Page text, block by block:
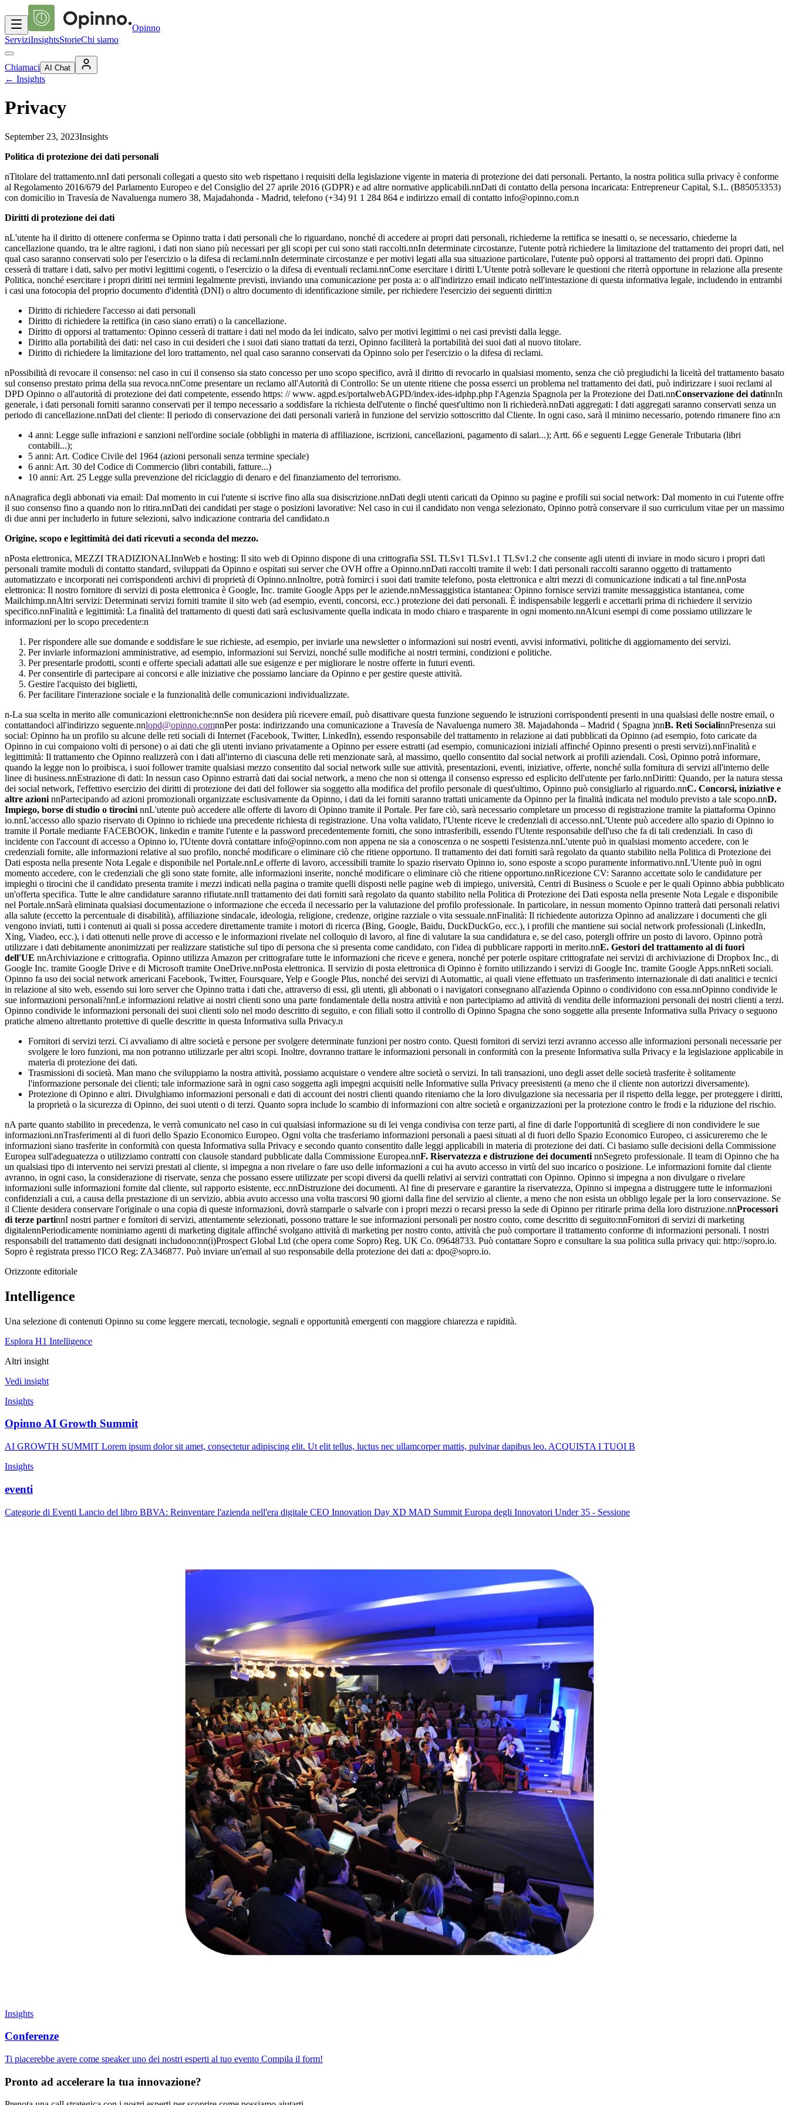
Opinno
ServiziInsightsStorieChi siamo
Chiamaci AI Chat
← Insights
Privacy
September 23, 2023Insights
Politica di protezione dei dati personali
nTitolare del trattamento.nnI dati personali collegati a questo sito web rispettano i requisiti della legislazione vigente in materia di protezione dei dati personali. Pertanto, la nostra politica sulla privacy è conforme
al Regolamento 2016/679 del Parlamento Europeo e del Consiglio del 27 aprile 2016 (GDPR) e ad altre normative applicabili.nnDati di contatto della persona incaricata: Entrepreneur Capital, S.L. (B85053353)
con domicilio in Travesía de Navaluenga numero 38, Majadahonda - Madrid, telefono (+34) 91 1 284 864 e indirizzo email di contatto info@opinno.com.n
Diritti di protezione dei dati
nL'utente ha il diritto di ottenere conferma se Opinno tratta i dati personali che lo riguardano, nonché di accedere ai propri dati personali, richiederne la rettifica se inesatti o, se necessario, chiederne la
cancellazione quando, tra le altre ragioni, i dati non siano più necessari per gli scopi per cui sono stati raccolti.nnIn determinate circostanze, l'utente potrà richiedere la limitazione del trattamento dei propri dati, nel
qual caso saranno conservati solo per l'esercizio o la difesa di reclami.nnIn determinate circostanze e per motivi legati alla sua situazione particolare, l'utente può opporsi al trattamento dei propri dati. Opinno
cesserà di trattare i dati, salvo per motivi legittimi cogenti, o l'esercizio o la difesa di eventuali reclami.nnCome esercitare i diritti L'Utente potrà sollevare le questioni che riterrà opportune in relazione alla presente
Politica, nonché esercitare i propri diritti nei termini legalmente previsti, inviando una comunicazione per posta a: o all'indirizzo email indicato nell'intestazione di questa informativa legale, includendo in entrambi
i casi una fotocopia del proprio documento d'identità (DNI) o altro documento di identificazione simile, per richiedere l'esercizio dei seguenti diritti:n
Diritto di richiedere l'accesso ai dati personali
Diritto di richiedere la rettifica (in caso siano errati) o la cancellazione.
Diritto di opporsi al trattamento: Opinno cesserà di trattare i dati nel modo da lei indicato, salvo per motivi legittimi o nei casi previsti dalla legge.
Diritto alla portabilità dei dati: nel caso in cui desideri che i suoi dati siano trattati da terzi, Opinno faciliterà la portabilità dei suoi dati al nuovo titolare.
Diritto di richiedere la limitazione del loro trattamento, nel qual caso saranno conservati da Opinno solo per l'esercizio o la difesa di reclami.
nPossibilità di revocare il consenso: nel caso in cui il consenso sia stato concesso per uno scopo specifico, avrà il diritto di revocarlo in qualsiasi momento, senza che ciò pregiudichi la liceità del trattamento basato
sul consenso prestato prima della sua revoca.nnCome presentare un reclamo all'Autorità di Controllo: Se un utente ritiene che possa esserci un problema nel trattamento dei dati, può indirizzare i suoi reclami al
DPD Opinno o all'autorità di protezione dei dati competente, essendo https: // www. agpd.es/portalwebAGPD/index-ides-idphp.php l'Agenzia Spagnola per la Protezione dei Dati.nnConservazione dei datinnIn
generale, i dati personali forniti saranno conservati per il tempo necessario a soddisfare la richiesta dell'utente o finché quest'ultimo non li richiederà.nnDati aggregati: I dati aggregati saranno conservati senza un
periodo di cancellazione.nnDati del cliente: Il periodo di conservazione dei dati personali varierà in funzione del servizio sottoscritto dal Cliente. In ogni caso, sarà il minimo necessario, potendo rimanere fino a:n
4 anni: Legge sulle infrazioni e sanzioni nell'ordine sociale (obblighi in materia di affiliazione, iscrizioni, cancellazioni, pagamento di salari...); Artt. 66 e seguenti Legge Generale Tributaria (libri
contabili...);
5 anni: Art. Codice Civile del 1964 (azioni personali senza termine speciale)
6 anni: Art. 30 del Codice di Commercio (libri contabili, fatture...)
10 anni: Art. 25 Legge sulla prevenzione del riciclaggio di denaro e del finanziamento del terrorismo.
nAnagrafica degli abbonati via email: Dal momento in cui l'utente si iscrive fino alla sua disiscrizione.nnDati degli utenti caricati da Opinno su pagine e profili sui social network: Dal momento in cui l'utente offre
il suo consenso fino a quando non lo ritira.nnDati dei candidati per stage o posizioni lavorative: Nel caso in cui il candidato non venga selezionato, Opinno potrà conservare il suo curriculum vitae per un massimo
di due anni per includerlo in future selezioni, salvo indicazione contraria del candidato.n
Origine, scopo e legittimità dei dati ricevuti a seconda del mezzo.
nPosta elettronica, MEZZI TRADIZIONALInnWeb e hosting: Il sito web di Opinno dispone di una crittografia SSL TLSv1 TLSv1.1 TLSv1.2 che consente agli utenti di inviare in modo sicuro i propri dati
personali tramite moduli di contatto standard, sviluppati da Opinno e ospitati sui server che OVH offre a Opinno.nnDati raccolti tramite il web: I dati personali raccolti saranno oggetto di trattamento
automatizzato e incorporati nei corrispondenti archivi di proprietà di Opinno.nnInoltre, potrà fornirci i suoi dati tramite telefono, posta elettronica e altri mezzi di comunicazione indicati a tal fine.nnPosta
elettronica: Il nostro fornitore di servizi di posta elettronica è Google, Inc. tramite Google Apps per le aziende.nnMessaggistica istantanea: Opinno fornisce servizi tramite messaggistica istantanea, come
Mailchimp.nnAltri servizi: Determinati servizi forniti tramite il sito web (ad esempio, eventi, concorsi, ecc.) protezione dei dati personali. È indispensabile leggerli e accettarli prima di richiedere il servizio
specifico.nnFinalità e legittimità: La finalità del trattamento di questi dati sarà esclusivamente quella indicata in modo chiaro e trasparente in ogni momento.nnAlcuni esempi di come possiamo utilizzare le
informazioni per lo scopo precedente:n
Per rispondere alle sue domande e soddisfare le sue richieste, ad esempio, per inviarle una newsletter o informazioni sui nostri eventi, avvisi informativi, politiche di aggiornamento dei servizi.
Per inviarle informazioni amministrative, ad esempio, informazioni sui Servizi, nonché sulle modifiche ai nostri termini, condizioni e politiche.
Per presentarle prodotti, sconti e offerte speciali adattati alle sue esigenze e per migliorare le nostre offerte in futuri eventi.
Per consentirle di partecipare ai concorsi e alle iniziative che possiamo lanciare da Opinno e per gestire queste attività.
Gestire l'acquisto dei biglietti,
Per facilitare l'interazione sociale e la funzionalità delle comunicazioni individualizzate.
n-La sua scelta in merito alle comunicazioni elettroniche:nnSe non desidera più ricevere email, può disattivare questa funzione seguendo le istruzioni corrispondenti presenti in una qualsiasi delle nostre email, o
contattandoci all'indirizzo seguente.nnlopd@opinno.comnnPer posta: indirizzando una comunicazione a Travesía de Navaluenga numero 38. Majadahonda – Madrid ( Spagna )nnB. Reti SocialinnPresenza sui
social: Opinno ha un profilo su alcune delle reti sociali di Internet (Facebook, Twitter, LinkedIn), essendo responsabile del trattamento in relazione ai dati pubblicati da Opinno (ad esempio, foto caricate da
Opinno in cui compaiono volti di persone) o ai dati che gli utenti inviano privatamente a Opinno per essere estratti (ad esempio, comunicazioni iniziali affinché Opinno presenti o presti servizi).nnFinalità e
legittimità: Il trattamento che Opinno realizzerà con i dati all'interno di ciascuna delle reti menzionate sarà, al massimo, quello consentito dal social network ai profili aziendali. Così, Opinno potrà informare,
quando la legge non lo proibisca, i suoi follower tramite qualsiasi mezzo consentito dal social network sulle sue attività, presentazioni, eventi, iniziative, offerte, nonché sulla fornitura di servizi all'interno delle
linee di business.nnEstrazione di dati: In nessun caso Opinno estrarrà dati dai social network, a meno che non si ottenga il consenso espresso ed esplicito dell'utente per farlo.nnDiritti: Quando, per la natura stessa
dei social network, l'effettivo esercizio dei diritti di protezione dei dati del follower sia soggetto alla modifica del profilo personale di quest'ultimo, Opinno può consigliarlo al riguardo.nnC. Concorsi, iniziative e
altre azioni nnPartecipando ad azioni promozionali organizzate esclusivamente da Opinno, i dati da lei forniti saranno trattati unicamente da Opinno per la finalità indicata nel modulo previsto a tale scopo.nnD.
Impiego, borse di studio o tirocini nnL'utente può accedere alle offerte di lavoro di Opinno tramite il Portale. Per fare ciò, sarà necessario completare un processo di registrazione tramite la piattaforma Opinno
io.nnL'accesso allo spazio riservato di Opinno io richiede una precedente richiesta di registrazione. Una volta validato, l'Utente riceve le credenziali di accesso.nnL'Utente può accedere allo spazio di Opinno io
tramite il Portale mediante FACEBOOK, linkedin e tramite l'utente e la password precedentemente forniti, che sono intrasferibili, essendo l'Utente responsabile dell'uso che fa di tali credenziali. In caso di
incidente con l'account di accesso a Opinno io, l'Utente dovrà contattare info@opinno.com non appena ne sia a conoscenza o ne sospetti l'esistenza.nnL'utente può in qualsiasi momento accedere, con le
credenziali fornite, alle informazioni relative al suo profilo, nonché modificare o eliminare ciò che ritiene opportuno. Il trattamento dei dati forniti sarà regolato da quanto stabilito nella Politica di Protezione dei
Dati esposta nella presente Nota Legale e disponibile nel Portale.nnLe offerte di lavoro, accessibili tramite lo spazio riservato Opinno io, sono esposte a scopo puramente informativo.nnL'Utente può in ogni
momento accedere, con le credenziali che gli sono state fornite, alle informazioni inserite, nonché modificare o eliminare ciò che ritiene opportuno.nnRicezione CV: Saranno accettate solo le candidature per
impieghi o tirocini che il candidato presenta tramite i mezzi indicati nella pagina o tramite quelli disposti nelle pagine web di impiego, università, Centri di Business o Scuole e per le quali Opinno abbia pubblicato
un'offerta specifica. Tutte le altre candidature saranno rifiutate.nnIl trattamento dei dati forniti sarà regolato da quanto stabilito nella Politica di Protezione dei Dati esposta nella presente Nota Legale e disponibile
nel Portale.nnSarà eliminata qualsiasi documentazione o informazione che ecceda il necessario per la valutazione del profilo professionale. In particolare, in nessun momento Opinno tratterà dati personali relativi
alla salute (eccetto la percentuale di disabilità), affiliazione sindacale, ideologia, religione, credenze, origine razziale o vita sessuale.nnFinalità: Il richiedente autorizza Opinno ad analizzare i documenti che gli
vengono inviati, tutti i contenuti ai quali si possa accedere direttamente tramite i motori di ricerca (Bing, Google, Baidu, DuckDuckGo, ecc.), i profili che mantiene sui social network professionali (LinkedIn,
Xing, Viadeo, ecc.), i dati ottenuti nelle prove di accesso e le informazioni rivelate nel colloquio di lavoro, al fine di valutare la sua candidatura e, se del caso, potergli offrire un posto di lavoro. Opinno potrà
utilizzare i dati debitamente anonimizzati per realizzare statistiche sul tipo di persona che si presenta come candidato, con l'idea di pubblicare rapporti in merito.nnE. Gestori del trattamento al di fuori
dell'UE nnArchiviazione e crittografia. Opinno utilizza Amazon per crittografare tutte le informazioni che riceve e genera, nonché per poterle ospitare crittografate nei servizi di archiviazione di Dropbox Inc., di
Google Inc. tramite Google Drive e di Microsoft tramite OneDrive.nnPosta elettronica. Il servizio di posta elettronica di Opinno è fornito utilizzando i servizi di Google Inc. tramite Google Apps.nnReti sociali.
Opinno fa uso dei social network americani Facebook, Twitter, Foursquare, Yelp e Google Plus, nonché dei servizi di Automattic, ai quali viene effettuato un trasferimento internazionale di dati analitici e tecnici
in relazione al sito web, essendo sui loro server che Opinno tratta i dati che, attraverso di essi, gli utenti, gli abbonati o i navigatori consegnano all'azienda Opinno o condividono con essa.nnOpinno condivide le
sue informazioni personali?nnLe informazioni relative ai nostri clienti sono una parte fondamentale della nostra attività e non partecipiamo ad attività di vendita delle informazioni personali dei nostri clienti a terzi.
Opinno condivide le informazioni personali dei suoi clienti solo nel modo descritto di seguito, e con filiali sotto il controllo di Opinno Spagna che sono soggette alla presente Informativa sulla Privacy o seguono
pratiche almeno altrettanto protettive di quelle descritte in questa Informativa sulla Privacy.n
Fornitori di servizi terzi. Ci avvaliamo di altre società e persone per svolgere determinate funzioni per nostro conto. Questi fornitori di servizi terzi avranno accesso alle informazioni personali necessarie per
svolgere le loro funzioni, ma non potranno utilizzarle per altri scopi. Inoltre, dovranno trattare le informazioni personali in conformità con la presente Informativa sulla Privacy e la legislazione applicabile in
materia di protezione dei dati.
Trasmissioni di società. Man mano che sviluppiamo la nostra attività, possiamo acquistare o vendere altre società o servizi. In tali transazioni, uno degli asset delle società trasferite è solitamente
l'informazione personale dei clienti; tale informazione sarà in ogni caso soggetta agli impegni acquisiti nelle Informative sulla Privacy preesistenti (a meno che il cliente non autorizzi diversamente).
Protezione di Opinno e altri. Divulghiamo informazioni personali e dati di account dei nostri clienti quando riteniamo che la loro divulgazione sia necessaria per il rispetto della legge, per proteggere i diritti,
la proprietà o la sicurezza di Opinno, dei suoi utenti o di terzi. Quanto sopra include lo scambio di informazioni con altre società e organizzazioni per la protezione contro le frodi e la riduzione del rischio.
nA parte quanto stabilito in precedenza, le verrà comunicato nel caso in cui qualsiasi informazione su di lei venga condivisa con terze parti, al fine di darle l'opportunità di scegliere di non condividere le sue
informazioni.nnTrasferimenti al di fuori dello Spazio Economico Europeo. Ogni volta che trasferiamo informazioni personali a paesi situati al di fuori dello Spazio Economico Europeo, ci assicureremo che le
informazioni siano trasferite in conformità con questa Informativa sulla Privacy e secondo quanto consentito dalle leggi applicabili in materia di protezione dei dati. Ci basiamo sulle decisioni della Commissione
Europea sull'adeguatezza o utilizziamo contratti con clausole standard pubblicate dalla Commissione Europea.nnF. Riservatezza e distruzione dei documenti nnSegreto professionale. Il team di Opinno che ha
un qualsiasi tipo di intervento nei servizi prestati al cliente, si impegna a non rivelare o fare uso delle informazioni a cui ha avuto accesso in virtù del suo incarico o posizione. Le informazioni fornite dal cliente
avranno, in ogni caso, la considerazione di riservate, senza che possano essere utilizzate per scopi diversi da quelli relativi ai servizi contrattati con Opinno. Opinno si impegna a non divulgare o rivelare
informazioni sulle informazioni fornite dal cliente, sul rapporto esistente, ecc.nnDistruzione dei documenti. Al fine di preservare e garantire la riservatezza, Opinno si impegna a distruggere tutte le informazioni
confidenziali a cui, a causa della prestazione di un servizio, abbia avuto accesso una volta trascorsi 90 giorni dalla fine del servizio al cliente, a meno che non esista un obbligo legale per la loro conservazione. Se
il Cliente desidera conservare l'originale o una copia di queste informazioni, dovrà stamparle o salvarle con i propri mezzi o recarsi presso la sede di Opinno per ritirarle prima della loro distruzione.nnProcessori
di terze partinnI nostri partner e fornitori di servizi, attentamente selezionati, possono trattare le sue informazioni personali per nostro conto, come descritto di seguito:nnFornitori di servizi di marketing
digitalennPeriodicamente nominiamo agenti di marketing digitale affinché svolgano attività di marketing per nostro conto, attività che può comportare il trattamento conforme di informazioni personali. I nostri
responsabili del trattamento dati designati includono:nn(i)Prospect Global Ltd (che opera come Sopro) Reg. UK Co. 09648733. Può contattare Sopro e consultare la sua politica sulla privacy qui: http://sopro.io.
Sopro è registrata presso l'ICO Reg: ZA346877. Può inviare un'email al suo responsabile della protezione dei dati a: dpo@sopro.io.
Orizzonte editoriale
Intelligence
Una selezione di contenuti Opinno su come leggere mercati, tecnologie, segnali e opportunità emergenti con maggiore chiarezza e rapidità.
Esplora H1 Intelligence
Altri insight
Vedi insight
Insights
Opinno AI Growth Summit
AI GROWTH SUMMIT Lorem ipsum dolor sit amet, consectetur adipiscing elit. Ut elit tellus, luctus nec ullamcorper mattis, pulvinar dapibus leo. ACQUISTA I TUOI B
Insights
eventi
Categorie di Eventi Lancio del libro BBVA: Reinventare l'azienda nell'era digitale CEO Innovation Day XD MAD Summit Europa degli Innovatori Under 35 - Sessione
Insights
Conferenze
Ti piacerebbe avere come speaker uno dei nostri esperti al tuo evento Compila il form!
Pronto ad accelerare la tua innovazione?